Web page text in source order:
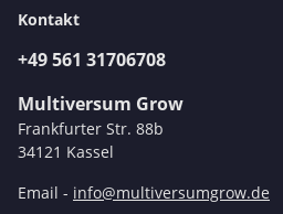
Kontakt
+49 561 31706708
Multiversum Grow
Frankfurter Str. 88b
34121 Kassel
Email - info@multiversumgrow.de